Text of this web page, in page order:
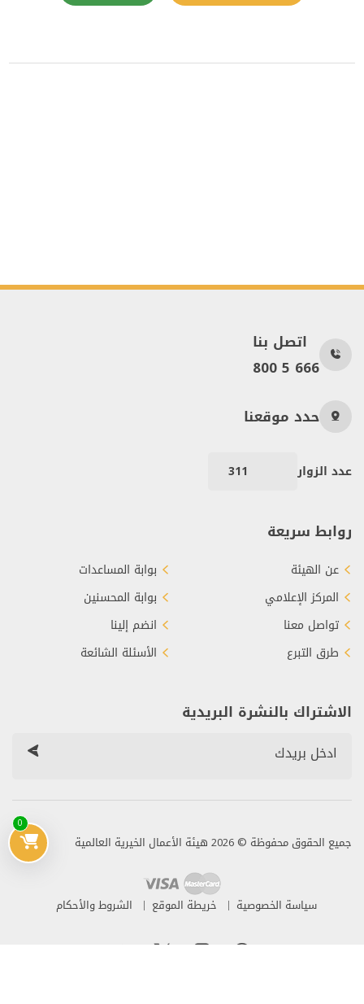
0
اتصل بنا
800 5 666
حدد موقعنا
عدد الزوار 311
روابط سريعة
عن الهيئة
المركز الإعلامي
تواصل معنا
طرق التبرع
بوابة المساعدات
بوابة المحسنين
انضم إلينا
الأسئلة الشائعة
الاشتراك بالنشرة البريدية
جميع الحقوق محفوظة © 2026 هيئة الأعمال الخيرية العالمية
سياسة الخصوصية خريطة الموقع الشروط والأحكام